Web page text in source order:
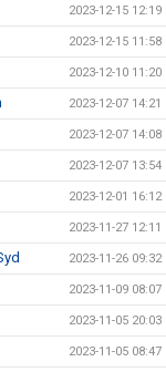
2023-12-15 12:19
2023-12-15 11:58
2023-12-10 11:20
2023-12-07 14:21
2023-12-07 14:08
2023-12-07 13:54
2023-12-01 16:12
2023-11-27 12:11
2023-11-26 09:32
2023-11-09 08:07
2023-11-05 20:03
2023-11-05 08:47